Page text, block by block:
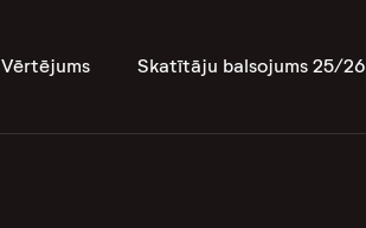
Vērtējums Skatītāju balsojums 25/26